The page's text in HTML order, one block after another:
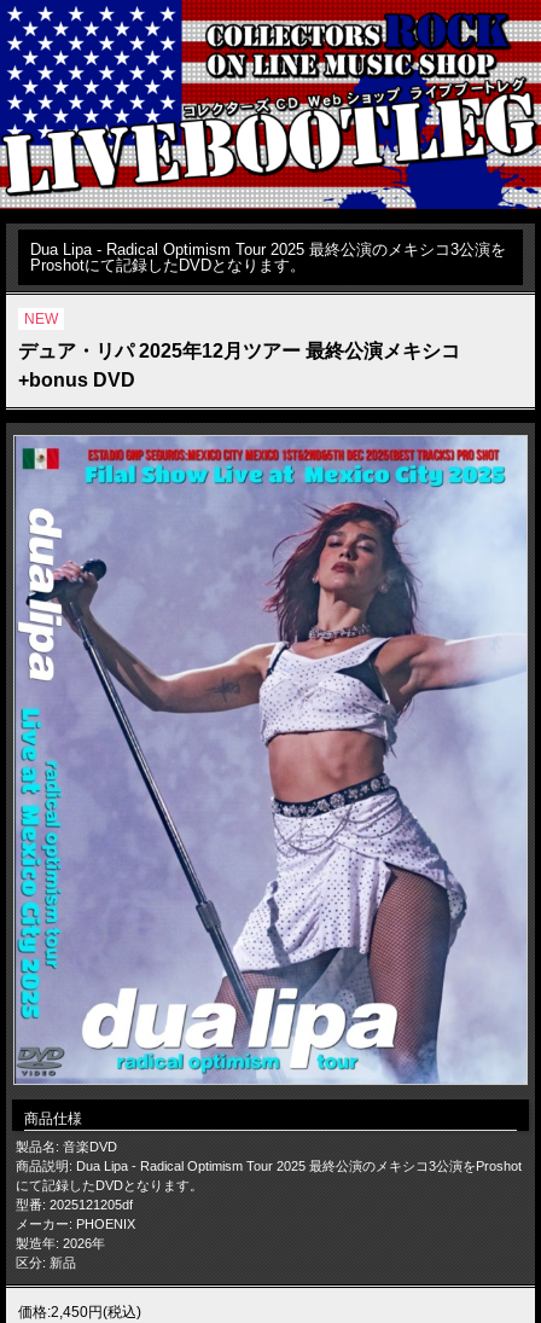
Dua Lipa - Radical Optimism Tour 2025 最終公演のメキシコ3公演を
Proshotにて記録したDVDとなります。
NEW
デュア・リパ 2025年12月ツアー 最終公演メキシコ
+bonus DVD
商品仕様
製品名: 音楽DVD
商品説明: Dua Lipa - Radical Optimism Tour 2025 最終公演のメキシコ3公演をProshot
にて記録したDVDとなります。
型番: 2025121205df
メーカー: PHOENIX
製造年: 2026年
区分: 新品
価格:2,450円(税込)